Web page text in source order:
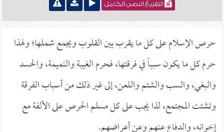
التفريغ النصي الكامل
حرص الإسلام على كل ما يقرب بين القلوب ويجمع شملها؛ ولهذا
حرم كل ما يكون سبباً في فرقتها، فحرم الغيبة والنميمة، والحسد
والبغي، والسب والشتم واللعن، إلى غير ذلك من أسباب الفرقة
وتشتت المجتمع، لذا يجب على كل مسلم الحرص على الألفة مع
إخوانه، والدفاع عنهم وعن أعراضهم.